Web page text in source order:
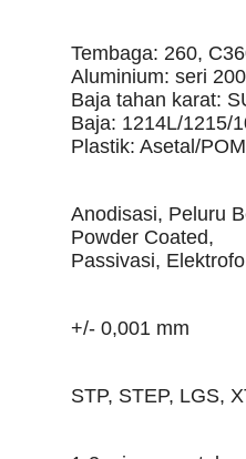
Tembaga: 260,
Aluminium: seri
Baja tahan karat:
Baja: 1214L/1215/
Plastik: Asetal/
Anodisasi, Peluru
Powder Coated,
Passivasi,
+/- 0,001 mm
STP, STEP, LGS,